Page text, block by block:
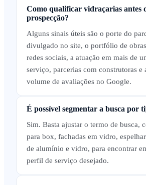
Como qualificar vidraçarias antes
prospecção?
Alguns sinais úteis são o porte do
divulgado no site, o portfólio de
redes sociais, a atuação em mais de
serviço, parcerias com construtoras e
volume de avaliações no Google.
É possível segmentar a busca por
Sim. Basta ajustar o termo de busca,
para box, fachadas em vidro,
de alumínio e vidro, para encontrar
perfil de serviço desejado.